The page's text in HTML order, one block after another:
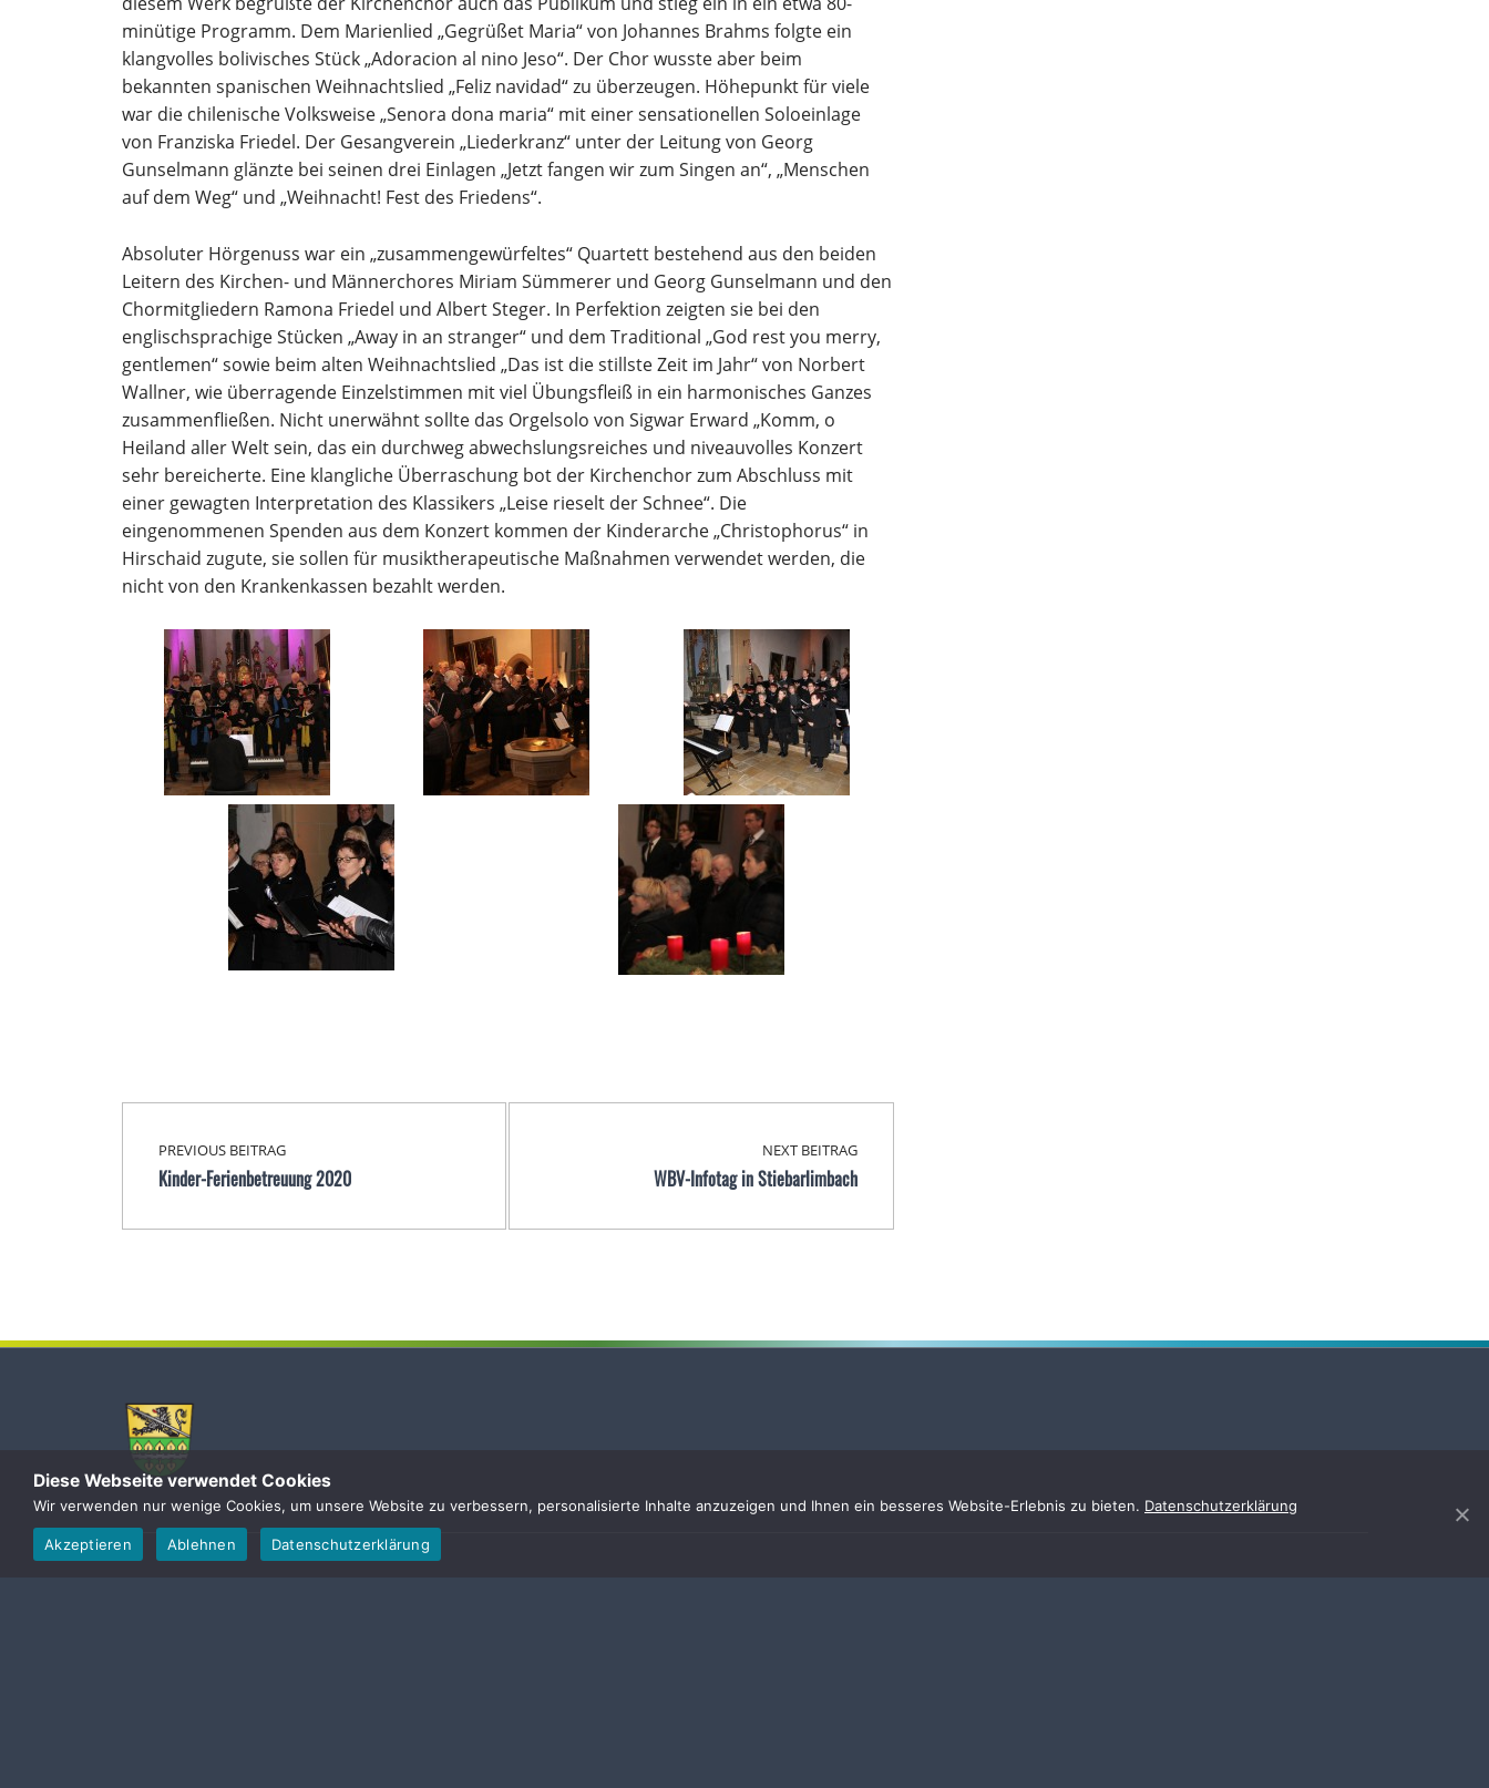
minütige Programm. Dem Marienlied „Gegrüßet Maria“ von Johannes Brahms folgte ein
klangvolles bolivisches Stück „Adoracion al nino Jeso“. Der Chor wusste aber beim
bekannten spanischen Weihnachtslied „Feliz navidad“ zu überzeugen. Höhepunkt für viele
war die chilenische Volksweise „Senora dona maria“ mit einer sensationellen Soloeinlage
von Franziska Friedel. Der Gesangverein „Liederkranz“ unter der Leitung von Georg
Gunselmann glänzte bei seinen drei Einlagen „Jetzt fangen wir zum Singen an“, „Menschen
auf dem Weg“ und „Weihnacht! Fest des Friedens“.
Absoluter Hörgenuss war ein „zusammengewürfeltes“ Quartett bestehend aus den beiden
Leitern des Kirchen- und Männerchores Miriam Sümmerer und Georg Gunselmann und den
Chormitgliedern Ramona Friedel und Albert Steger. In Perfektion zeigten sie bei den
englischsprachige Stücken „Away in an stranger“ und dem Traditional „God rest you merry,
gentlemen“ sowie beim alten Weihnachtslied „Das ist die stillste Zeit im Jahr“ von Norbert
Wallner, wie überragende Einzelstimmen mit viel Übungsfleiß in ein harmonisches Ganzes
zusammenfließen. Nicht unerwähnt sollte das Orgelsolo von Sigwar Erward „Komm, o
Heiland aller Welt sein, das ein durchweg abwechslungsreiches und niveauvolles Konzert
sehr bereicherte. Eine klangliche Überraschung bot der Kirchenchor zum Abschluss mit
einer gewagten Interpretation des Klassikers „Leise rieselt der Schnee“. Die
eingenommenen Spenden aus dem Konzert kommen der Kinderarche „Christophorus“ in
Hirschaid zugute, sie sollen für musiktherapeutische Maßnahmen verwendet werden, die
nicht von den Krankenkassen bezahlt werden.
Skip back to main navigation
Beitragsnavigation
PREVIOUS BEITRAG
Kinder-Ferienbetreuung 2020
NEXT BEITRAG
WBV-Infotag in Stiebarlimbach
Diese Webseite verwendet Cookies
Wir verwenden nur wenige Cookies, um unsere Website zu verbessern, personalisierte Inhalte anzuzeigen und Ihnen ein besseres Website-Erlebnis zu bieten. Datenschutzerklärung
Akzeptieren Ablehnen Datenschutzerklärung